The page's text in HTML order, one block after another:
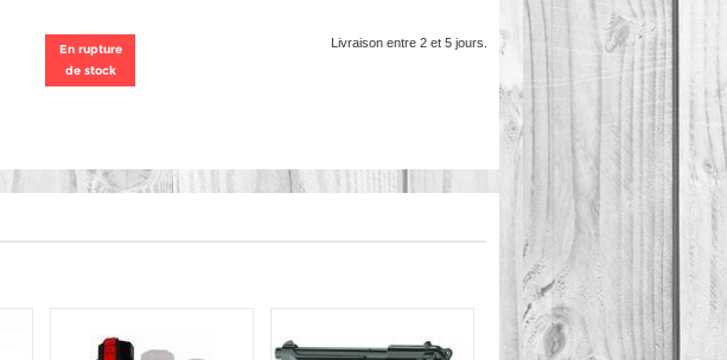
En rupture
de stock
Livraison entre 2 et 5 jours.